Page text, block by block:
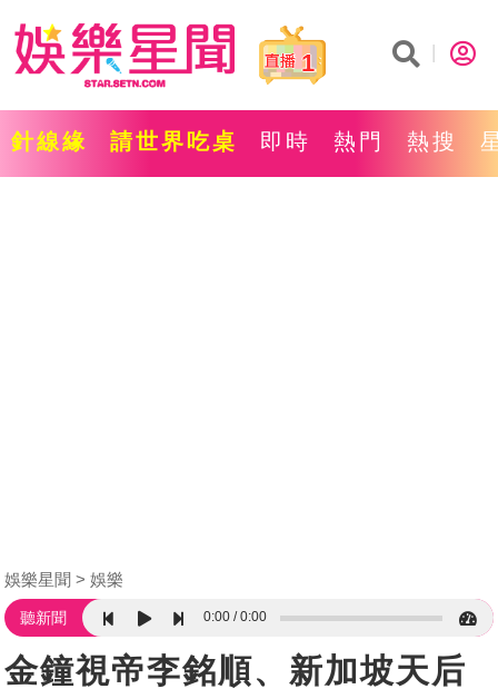
1
針線緣 請世界吃桌 即時 熱門 熱搜
娛樂星聞 娛樂
聽新聞 0:00 0:00
金鐘視帝李銘順、新加坡天后